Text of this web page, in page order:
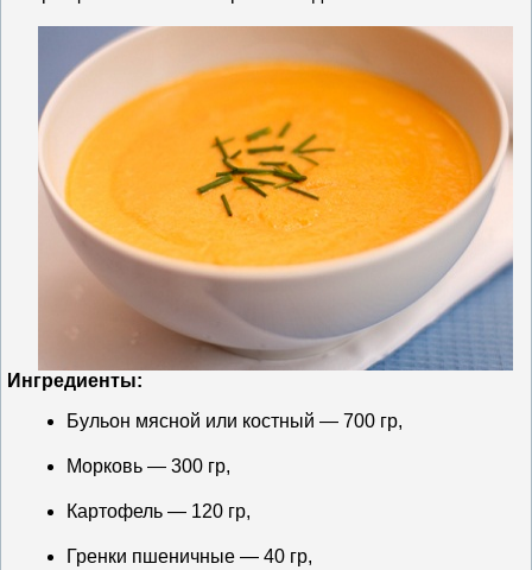
Ингредиенты:
Бульон мясной или костный — 700 гр,
Морковь — 300 гр,
Картофель — 120 гр,
Гренки пшеничные — 40 гр,